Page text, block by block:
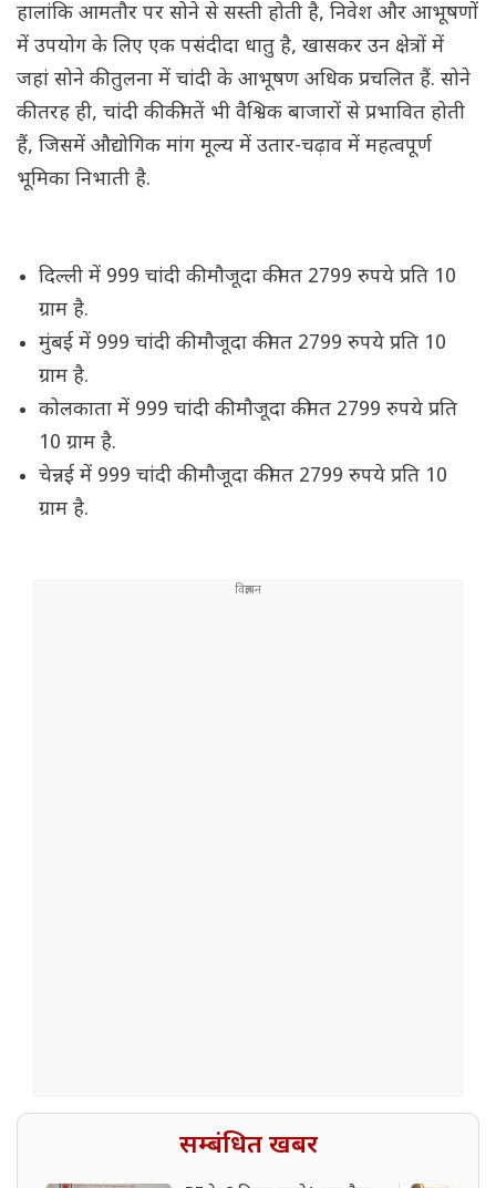
हालांकि आमतौर पर सोने से सस्ती होती है, निवेश और आभूषणों
में उपयोग के लिए एक पसंदीदा धातु है, खासकर उन क्षेत्रों में
जहां सोने की तुलना में चांदी के आभूषण अधिक प्रचलित हैं. सोने
की तरह ही, चांदी की कीमतें भी वैश्विक बाजारों से प्रभावित होती
हैं, जिसमें औद्योगिक मांग मूल्य में उतार-चढ़ाव में महत्वपूर्ण
भूमिका निभाती है.
दिल्ली में 999 चांदी की मौजूदा कीमत 2799 रुपये प्रति 10
ग्राम है.
मुंबई में 999 चांदी की मौजूदा कीमत 2799 रुपये प्रति 10
ग्राम है.
कोलकाता में 999 चांदी की मौजूदा कीमत 2799 रुपये प्रति
10 ग्राम है.
चेन्नई में 999 चांदी की मौजूदा कीमत 2799 रुपये प्रति 10
ग्राम है.
सम्बंधित खबर